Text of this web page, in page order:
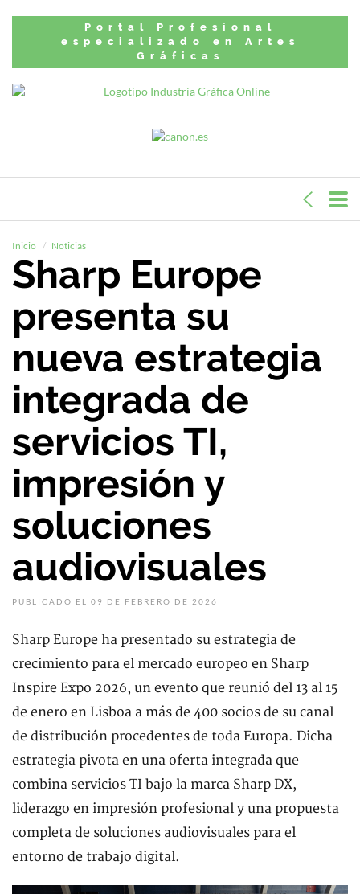
Portal Profesional
especializado en Artes
Gráficas
Inicio Noticias
Sharp Europe
presenta su
nueva estrategia
integrada de
servicios TI,
impresión y
soluciones
audiovisuales
PUBLICADO EL 09 DE FEBRERO DE 2026
Sharp Europe ha presentado su estrategia de
crecimiento para el mercado europeo en Sharp
Inspire Expo 2026, un evento que reunió del 13 al 15
de enero en Lisboa a más de 400 socios de su canal
de distribución procedentes de toda Europa. Dicha
estrategia pivota en una oferta integrada que
combina servicios TI bajo la marca Sharp DX,
liderazgo en impresión profesional y una propuesta
completa de soluciones audiovisuales para el
entorno de trabajo digital.